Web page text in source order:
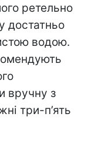
ретельно
достатньо
водою.
вручну з
три-п’ять